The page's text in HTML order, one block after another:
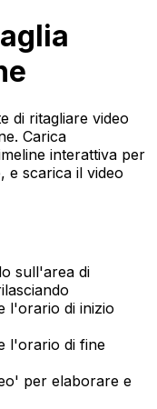
di ritagliare video
Carica
interattiva per
e scarica il video
sull'area di
l'orario di inizio
l'orario di fine
per elaborare e